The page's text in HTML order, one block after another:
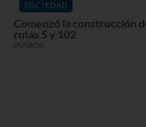
SOCIEDAD
Comenzó la construcción
rutas 5 y 102
05/08/26